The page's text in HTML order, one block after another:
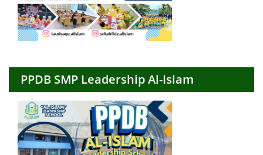
PPDB SMP Leadership Al-Islam